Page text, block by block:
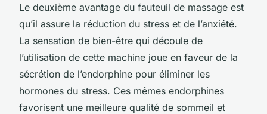
Le deuxième avantage du fauteuil de massage est
qu’il assure la réduction du stress et de l’anxiété.
La sensation de bien-être qui découle de
l’utilisation de cette machine joue en faveur de la
sécrétion de l’endorphine pour éliminer les
hormones du stress. Ces mêmes endorphines
favorisent une meilleure qualité de sommeil et